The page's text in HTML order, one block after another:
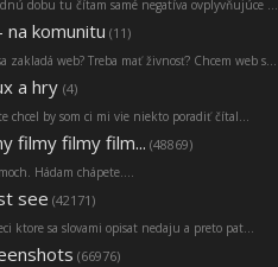
dobu tu čítam samé negatíva ovplyvňujúce ...
na komunitu (11)
zakladá web? Treba mať živnosť? Chcem web s...
a hry (4)
chcel by som ci mi vie niekto poradiť čítal...
filmy filmy film... (48869)
Hádam chápete....
see (42171)
ktore sa slovami opisat nedaju a preto pat...
(66976)